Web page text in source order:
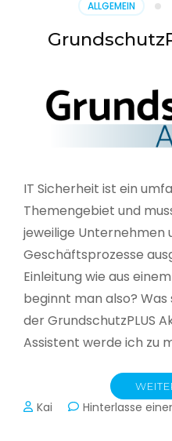
ALLGEMEIN
IT Sicherheit ist ein
Themengebiet und
jeweilige Unternehmen
Geschäftsprozesse
Einleitung wie aus
beginnt man also?
der GrundschutzPLUS
Assistent werde ich zu
Kai Hinterlasse